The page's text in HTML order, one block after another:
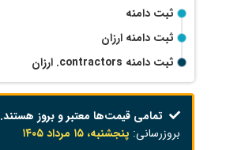
ثبت دامنه
ثبت دامنه ارزان
ثبت دامنه .contractors ارزان
تمامی قیمت‌ها معتبر و بروز هستند.
بروزرسانی: پنجشنبه، ۱۵ مرداد ۱۴۰۵